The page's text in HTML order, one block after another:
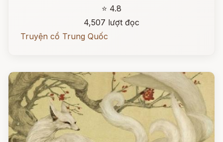
⭐ 4.8
4,507 lượt đọc
Truyện cổ Trung Quốc